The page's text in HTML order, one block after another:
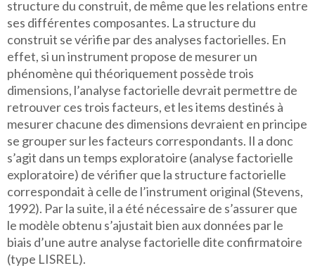
structure du construit, de même que les relations entre
ses différentes composantes. La structure du
construit se vérifie par des analyses factorielles. En
effet, si un instrument propose de mesurer un
phénomène qui théoriquement possède trois
dimensions, l’analyse factorielle devrait permettre de
retrouver ces trois facteurs, et les items destinés à
mesurer chacune des dimensions devraient en principe
se grouper sur les facteurs correspondants. Il a donc
s’agit dans un temps exploratoire (analyse factorielle
exploratoire) de vérifier que la structure factorielle
correspondait à celle de l’instrument original (Stevens,
1992). Par la suite, il a été nécessaire de s’assurer que
le modèle obtenu s’ajustait bien aux données par le
biais d’une autre analyse factorielle dite confirmatoire
(type LISREL).